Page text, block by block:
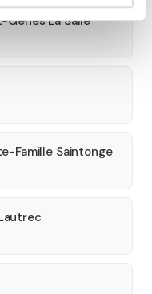
Genès La Salle
Famille Saintonge